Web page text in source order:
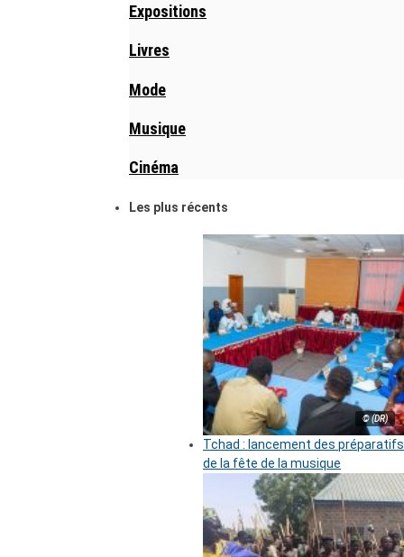
Expositions
Livres
Mode
Musique
Cinéma
Les plus récents
© (DR)
Tchad : lancement des préparatifs
de la fête de la musique